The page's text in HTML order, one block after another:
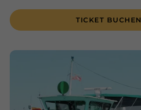
TICKET BUCHEN